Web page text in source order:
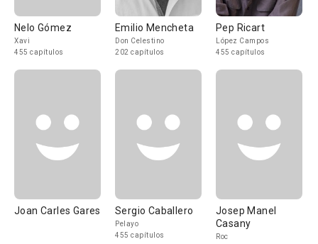
Nelo Gómez
Xavi
455 capítulos
Emilio Mencheta
Don Celestino
202 capítulos
Pep Ricart
López Campos
455 capítulos
Joan Carles Gares Sergio Caballero
Pelayo
455 capítulos
Josep Manel
Casany
Roc